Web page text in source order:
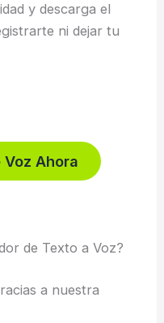
y descarga el
ni dejar tu
Ahora
de Texto a Voz?
a nuestra